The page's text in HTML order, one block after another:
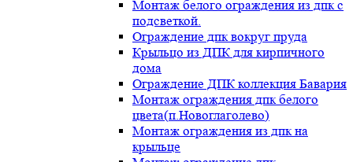
Монтаж белого ограждения из дпк с
подсветкой.
Ограждение дпк вокруг пруда
Крыльцо из ДПК для кирпичного
дома
Ограждение ДПК коллекция Бавария
Монтаж ограждения дпк белого
цвета(п.Новоглаголево)
Монтаж ограждения из дпк на
крыльце